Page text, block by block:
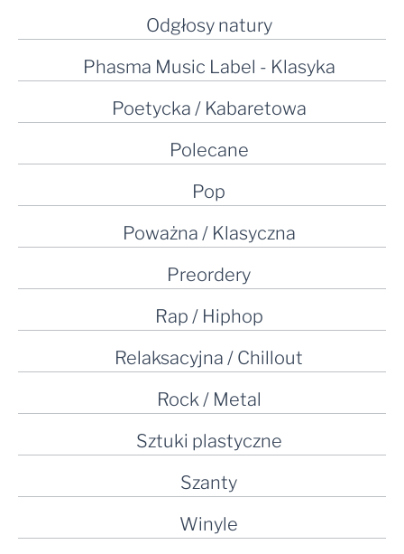
Odgłosy natury
Phasma Music Label - Klasyka
Poetycka / Kabaretowa
Polecane
Pop
Poważna / Klasyczna
Preordery
Rap / Hiphop
Relaksacyjna / Chillout
Rock / Metal
Sztuki plastyczne
Szanty
Winyle